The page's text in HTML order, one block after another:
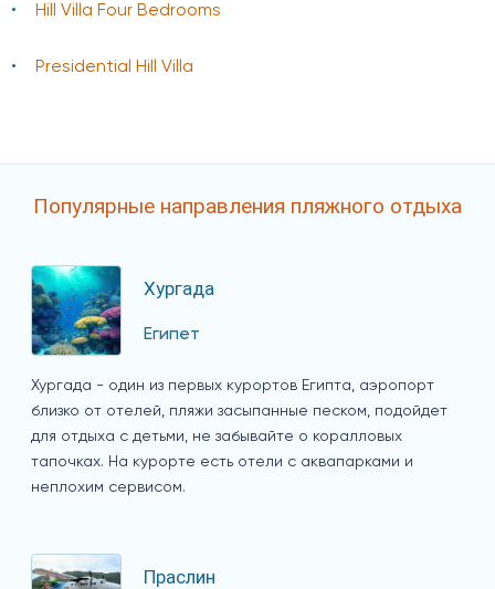
Hill Villa Four Bedrooms
Presidential Hill Villa
Популярные направления пляжного отдыха
Хургада
Египет
Хургада - один из первых курортов Египта, аэропорт
близко от отелей, пляжи засыпанные песком, подойдет
для отдыха с детьми, не забывайте о коралловых
тапочках. На курорте есть отели с аквапарками и
неплохим сервисом.
Праслин